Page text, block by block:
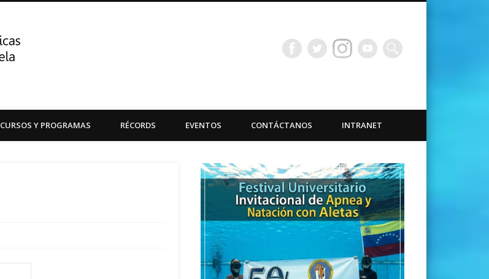
Centro de Actividades Subacuáticas Universidad
Central de Venezuela
CURSOS Y PROGRAMAS RÉCORDS EVENTOS CONTÁCTANOS INTRANET